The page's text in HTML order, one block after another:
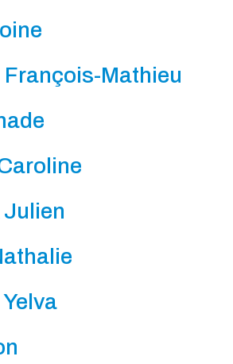
François-Mathieu
Julien
Yelva